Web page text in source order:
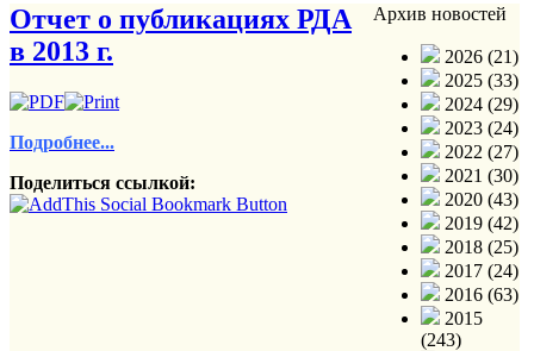
Отчет о публикациях РДА
в 2013 г.
Подробнее...
Поделиться ссылкой:
Архив новостей
2026 (21)
2025 (33)
2024 (29)
2023 (24)
2022 (27)
2021 (30)
2020 (43)
2019 (42)
2018 (25)
2017 (24)
2016 (63)
2015
(243)